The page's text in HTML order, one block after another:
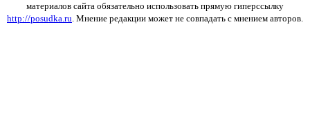
материалов сайта обязательно использовать прямую гиперссылку
http://posudka.ru. Мнение редакции может не совпадать с мнением авторов.